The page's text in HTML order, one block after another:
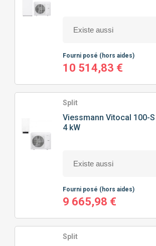
Fourni posé (hors aides)
10 514,83 €
Split
Viessmann Vitocal 100-S
4 kW
Fourni posé (hors aides)
9 665,98 €
Split